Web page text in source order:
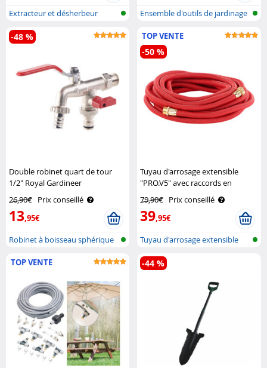
Extracteur et désherbeur
manuel
Ensemble d'outils de jardinage
Double robinet quart de tour
1/2" Royal Gardineer
26,90€ Prix conseillé
13,95€
-48 %
Robinet à boisseau sphérique
TOP VENTE
Tuyau d'arrosage extensible
"PRO.V5" avec raccords en
aluminium - 10 à 30 m Royal
Gardineer
79,90€ Prix conseillé
39,95€
-50 %
Tuyau d'arrosage extensible
TOP VENTE -44 %